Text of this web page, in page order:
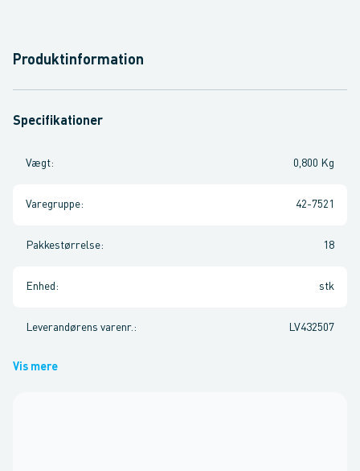
Produktinformation
Specifikationer
Vægt: 0,800 Kg
Varegruppe: 42-7521
Pakkestørrelse: 18
Enhed : stk
Leverandørens varenr. : LV432507
Vis mere